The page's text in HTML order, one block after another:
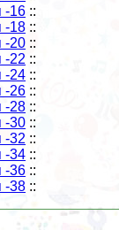
-16 ::
-18 ::
-20 ::
-22 ::
-24 ::
-26 ::
-28 ::
-30 ::
-32 ::
-34 ::
-36 ::
-38 ::